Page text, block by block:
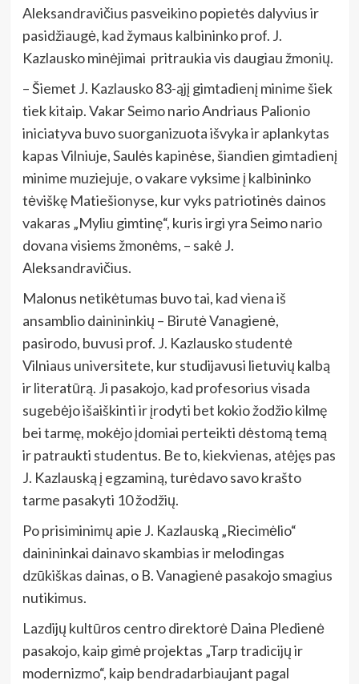
Aleksandravičius pasveikino popietės dalyvius ir
pasidžiaugė, kad žymaus kalbininko prof. J.
Kazlausko minėjimai pritraukia vis daugiau žmonių.
– Šiemet J. Kazlausko 83-ąjį gimtadienį minime šiek
tiek kitaip. Vakar Seimo nario Andriaus Palionio
iniciatyva buvo suorganizuota išvyka ir aplankytas
kapas Vilniuje, Saulės kapinėse, šiandien gimtadienį
minime muziejuje, o vakare vyksime į kalbininko
tėviškę Matiešionyse, kur vyks patriotinės dainos
vakaras „Myliu gimtinę“, kuris irgi yra Seimo nario
dovana visiems žmonėms, – sakė J.
Aleksandravičius.
Malonus netikėtumas buvo tai, kad viena iš
ansamblio dainininkių – Birutė Vanagienė,
pasirodo, buvusi prof. J. Kazlausko studentė
Vilniaus universitete, kur studijavusi lietuvių kalbą
ir literatūrą. Ji pasakojo, kad profesorius visada
sugebėjo išaiškinti ir įrodyti bet kokio žodžio kilmę
bei tarmę, mokėjo įdomiai perteikti dėstomą temą
ir patraukti studentus. Be to, kiekvienas, atėjęs pas
J. Kazlauską į egzaminą, turėdavo savo krašto
tarme pasakyti 10 žodžių.
Po prisiminimų apie J. Kazlauską „Riecimėlio“
dainininkai dainavo skambias ir melodingas
dzūkiškas dainas, o B. Vanagienė pasakojo smagius
nutikimus.
Lazdijų kultūros centro direktorė Daina Pledienė
pasakojo, kaip gimė projektas „Tarp tradicijų ir
modernizmo“, kaip bendradarbiaujant pagal